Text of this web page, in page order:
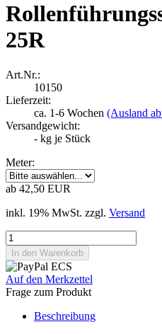
25R
Art.Nr.:
10150
Lieferzeit:
ca. 1-6 Wochen (Ausland
Versandgewicht:
- kg je Stück
Meter:
ab 42,50 EUR
inkl. 19% MwSt. zzgl. Versand
Auf den Merkzettel
Frage zum Produkt
Beschreibung